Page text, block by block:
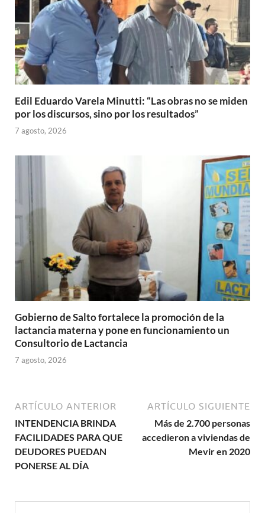
Edil Eduardo Varela Minutti: “Las obras no se miden
por los discursos, sino por los resultados”
7 agosto, 2026
Gobierno de Salto fortalece la promoción de la
lactancia materna y pone en funcionamiento un
Consultorio de Lactancia
7 agosto, 2026
ARTÍCULO ANTERIOR
INTENDENCIA BRINDA
FACILIDADES PARA QUE
DEUDORES PUEDAN
PONERSE AL DÍA
ARTÍCULO SIGUIENTE
Más de 2.700 personas
accedieron a viviendas de
Mevir en 2020